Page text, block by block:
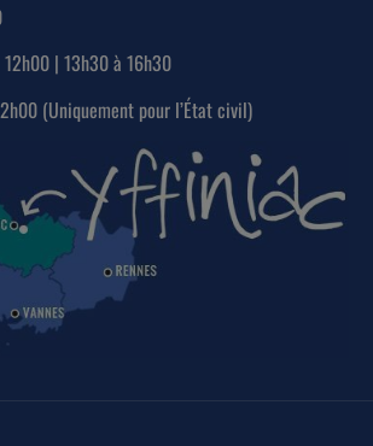
| 13h30 à 16h30
(Uniquement pour l’État civil)